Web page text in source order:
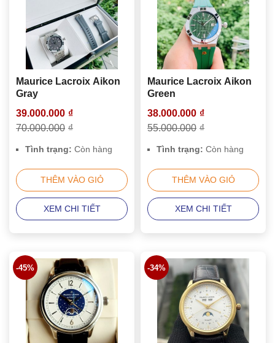
Maurice Lacroix Aikon
Gray
39.000.000 ₫
70.000.000 ₫
Tình trạng: Còn hàng
THÊM VÀO GIỎ
XEM CHI TIẾT
Maurice Lacroix Aikon
Green
38.000.000 ₫
55.000.000 ₫
Tình trạng: Còn hàng
THÊM VÀO GIỎ
XEM CHI TIẾT
-45% -34%